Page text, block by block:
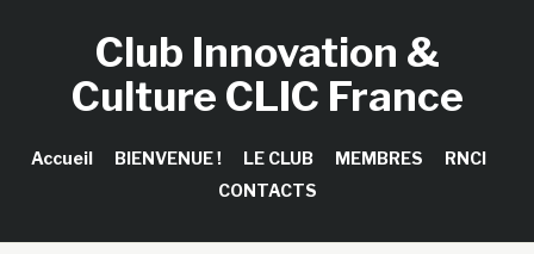
Club Innovation &
Culture CLIC France
Accueil BIENVENUE ! LE CLUB MEMBRES
RNCI
CONTACTS